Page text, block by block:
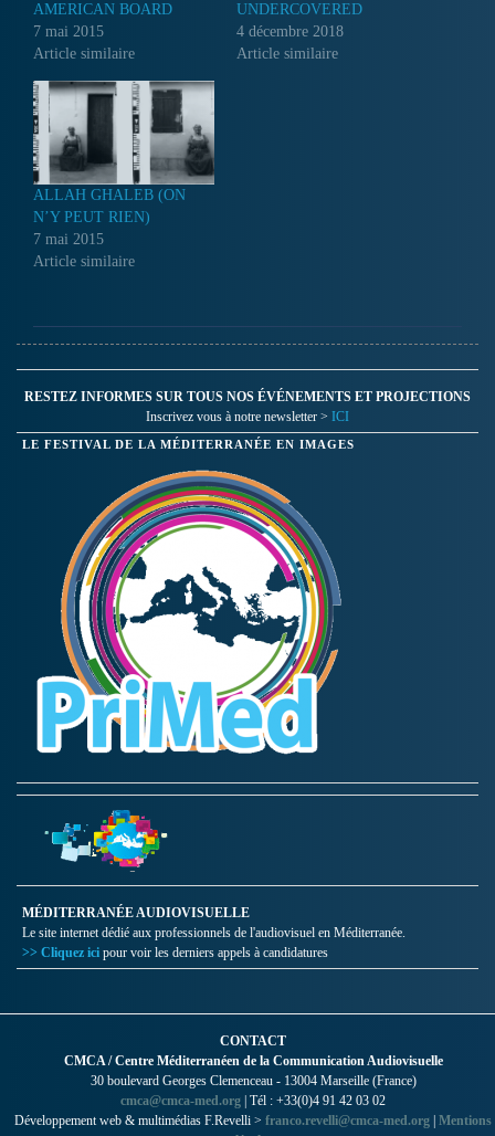
AMERICAN BOARD
7 mai 2015
Article similaire
UNDERCOVERED
4 décembre 2018
Article similaire
ALLAH GHALEB (ON
N’Y PEUT RIEN)
7 mai 2015
Article similaire
RESTEZ INFORMES SUR TOUS NOS ÉVÉNEMENTS ET PROJECTIONS
Inscrivez vous à notre newsletter > ICI
LE FESTIVAL DE LA MÉDITERRANÉE EN IMAGES
MÉDITERRANÉE AUDIOVISUELLE
Le site internet dédié aux professionnels de l'audiovisuel en Méditerranée.
>> Cliquez ici pour voir les derniers appels à candidatures
CONTACT
CMCA / Centre Méditerranéen de la Communication Audiovisuelle
30 boulevard Georges Clemenceau - 13004 Marseille (France)
cmca@cmca-med.org | Tél : +33(0)4 91 42 03 02
Développement web & multimédias F.Revelli > franco.revelli@cmca-med.org | Mentions